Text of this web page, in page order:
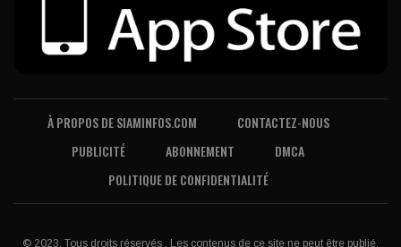
À PROPOS DE SIAMINFOS.COM
CONTACTEZ-NOUS
PUBLICITÉ
ABONNEMENT
DMCA
POLITIQUE DE CONFIDENTIALITÉ
© 2023, Tous droits réservés . Les contenus de ce site ne peut être publié,